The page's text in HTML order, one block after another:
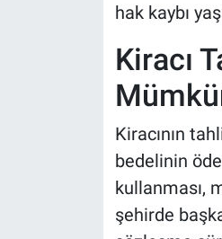
hak kaybı
Kiracı
Kiracının
bedelinin
kullanması,
şehirde